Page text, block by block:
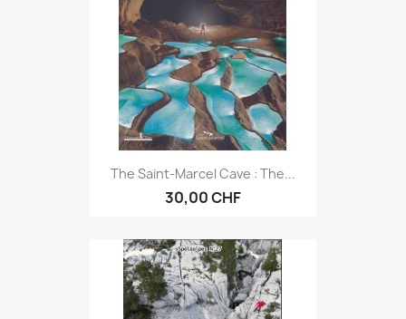
The Saint-Marcel Cave : The...
30,00 CHF